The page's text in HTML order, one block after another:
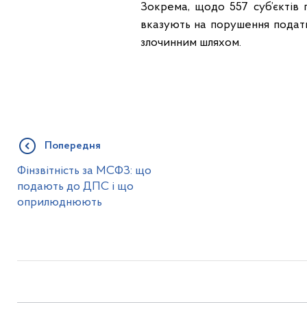
Зокрема, щодо 557 суб’єктів
вказують на порушення
злочинним шляхом.
Попередня
Фінзвітність за МСФЗ: що
подають до ДПС і що
оприлюднюють